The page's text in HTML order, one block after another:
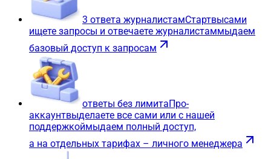
3 ответа журналистамСтартвысами
ищете запросы и отвечаете журналистаммыдаем
базовый доступ к запросам
ответы без лимитаПро-
аккаунтвыделаете все сами или с нашей
поддержкоймыдаем полный доступ,
а на отдельных тарифах – личного менеджера